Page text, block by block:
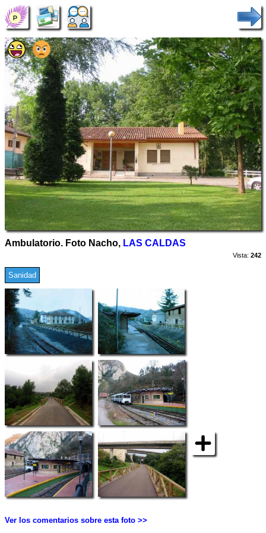
Ambulatorio. Foto Nacho, LAS CALDAS
Vista: 242
Sanidad
Ver los comentarios sobre esta foto >>